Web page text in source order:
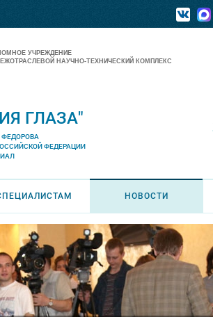
УЧРЕЖДЕНИЕ
НАУЧНО-ТЕХНИЧЕСКИЙ КОМПЛЕКС
ГЛАЗА"
ФЕДЕРАЦИИ
НОВОСТИ